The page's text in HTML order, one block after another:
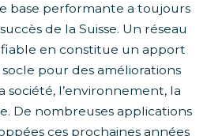
base performante a toujours
de la Suisse. Un réseau
en constitue un apport
socle pour des améliorations
société, l’environnement, la
De nombreuses applications
ces prochaines années